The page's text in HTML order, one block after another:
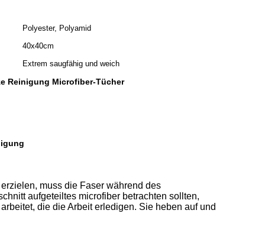
Polyester, Polyamid
40x40cm
Extrem saugfähig und weich
Reinigung Microfiber-Tücher
muss die Faser während des
aufgeteiltes microfiber betrachten sollten,
die die Arbeit erledigen. Sie heben auf und